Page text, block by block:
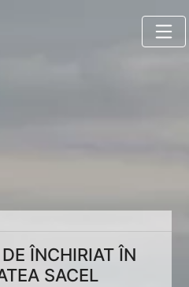
ÎNCHIRIAT ÎN
SACEL